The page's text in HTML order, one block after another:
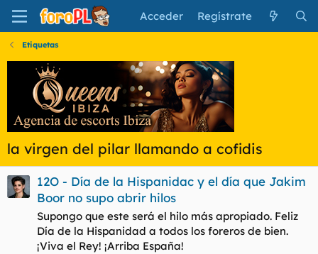
Acceder Regístrate
Etiquetas
la virgen del pilar llamando a cofidis
12O - Día de la Hispanidac y el día que Jakim
Boor no supo abrir hilos
Supongo que este será el hilo más apropiado. Feliz
Día de la Hispanidad a todos los foreros de bien.
¡Viva el Rey! ¡Arriba España!